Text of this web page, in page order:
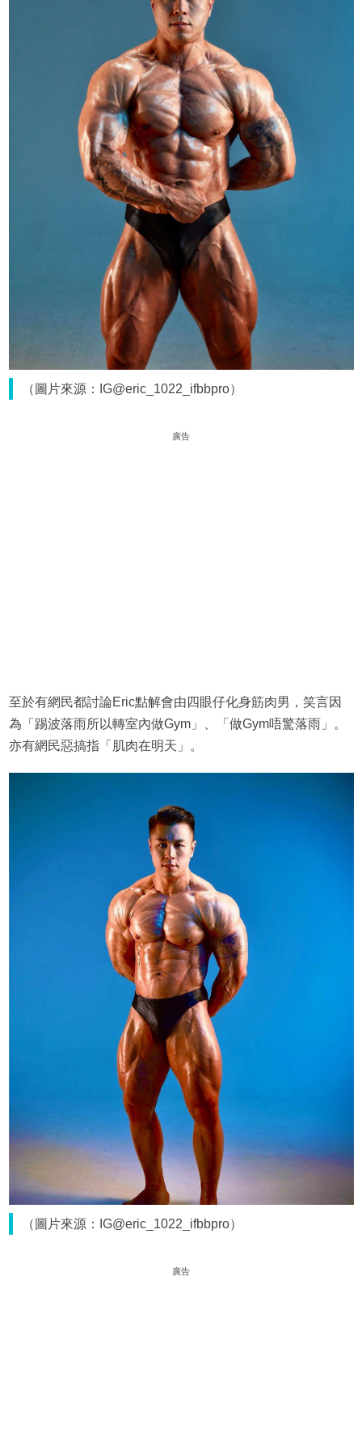
（圖片來源：IG@eric_1022_ifbbpro）
廣告
至於有網民都討論Eric點解會由四眼仔化身筋肉男，笑言因
為「踢波落雨所以轉室內做Gym」、「做Gym唔驚落雨」。
亦有網民惡搞指「肌肉在明天」。
（圖片來源：IG@eric_1022_ifbbpro）
廣告